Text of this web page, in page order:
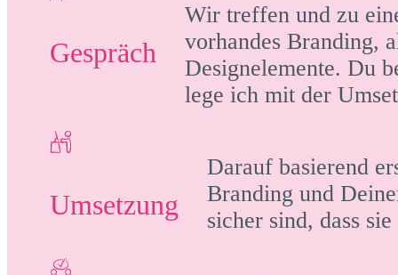
Gespräch
Wir treffen und zu
vorhandes Branding,
Designelemente. Du
lege ich mit der
Umsetzung
Darauf basierend
Branding und
sicher sind, dass